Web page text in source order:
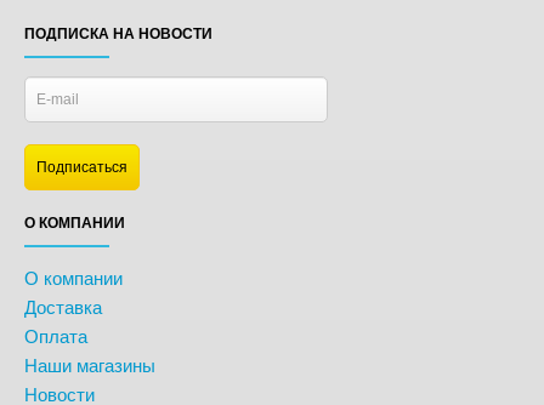
ПОДПИСКА НА НОВОСТИ
О КОМПАНИИ
О компании
Доставка
Оплата
Наши магазины
Новости